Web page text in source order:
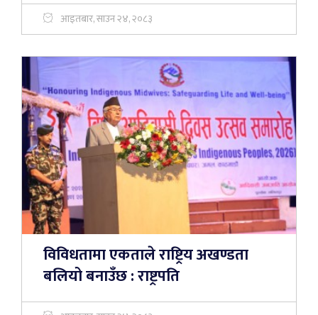
आइतबार, साउन २४, २०८३
विविधतामा एकताले राष्ट्रिय अखण्डता
बलियो बनाउँछ : राष्ट्रपति